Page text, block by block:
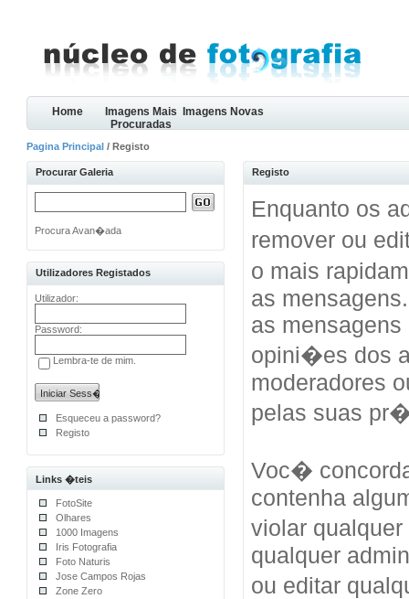
Home
Imagens Mais
Procuradas
Imagens Novas
Pagina Principal / Registo
Procurar Galeria
Procura Avan�ada
Utilizadores Registados
Utilizador:
Password:
Lembra-te de mim.
Esqueceu a password?
Registo
Links �teis
FotoSite
Olhares
1000 Imagens
Iris Fotografia
Foto Naturis
Jose Campos Rojas
Zone Zero
Registo
Enquanto os
remover ou
o mais
as
as
opini�es dos
moderadores
pelas suas
Voc�
contenha
violar
qualquer
ou editar